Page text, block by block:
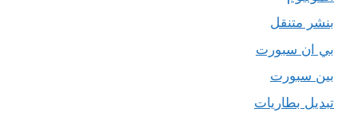
بنشر متنقل
بي ان سبورت
بين سبورت
تبديل بطاريات